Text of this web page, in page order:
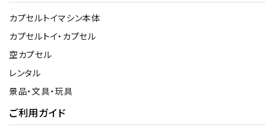
カプセルトイマシン本体
カプセルトイ・カプセル
空カプセル
レンタル
景品・文具・玩具
ご利用ガイド